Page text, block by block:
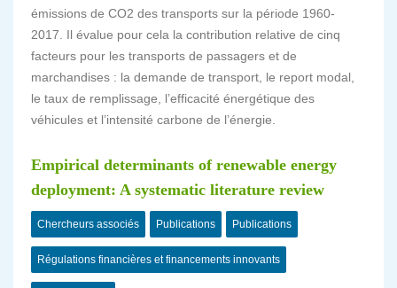
émissions de CO2 des transports sur la période 1960-
2017. Il évalue pour cela la contribution relative de cinq
facteurs pour les transports de passagers et de
marchandises : la demande de transport, le report modal,
le taux de remplissage, l’efficacité énergétique des
véhicules et l’intensité carbone de l’énergie.
Empirical determinants of renewable energy
deployment: A systematic literature review
Chercheurs associés Publications Publications
Régulations financières et financements innovants